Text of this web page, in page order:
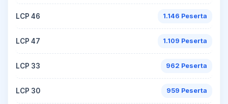
LCP 46 1.146 Peserta
LCP 47 1.109 Peserta
LCP 33 962 Peserta
LCP 30 959 Peserta